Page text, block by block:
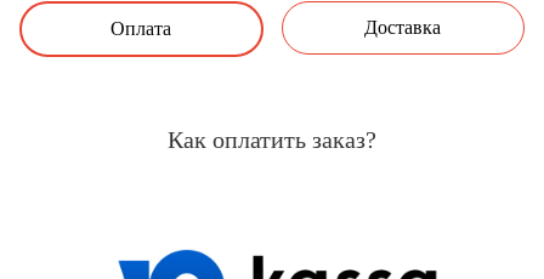
Оплата Доставка
Как оплатить заказ?